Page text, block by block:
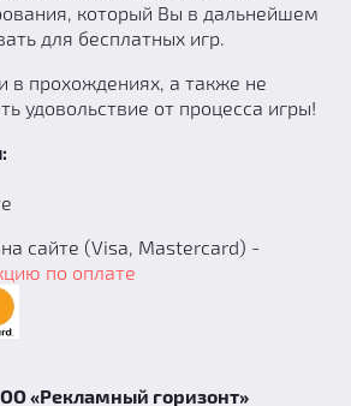
который Вы в дальнейшем
для бесплатных игр.
в прохождениях, а также не
удовольствие от процесса игры!
сайте (Visa, Mastercard) -
по оплате
«Рекламный горизонт»